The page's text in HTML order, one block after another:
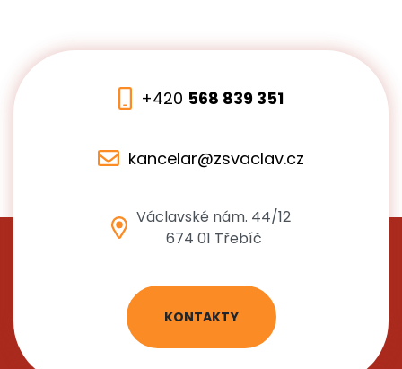
+420 568 839 351
kancelar@zsvaclav.cz
Václavské nám. 44/12
674 01 Třebíč
KONTAKTY